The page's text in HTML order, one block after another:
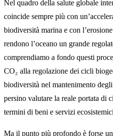
Nel quadro della salute globale
coincide sempre più con
biodiversità marina e con
rendono l’oceano un grande
comprendiamo a fondo questi
CO₂ alla regolazione dei cicli
biodiversità nel mantenimento
persino valutare la reale portata di
termini di beni e servizi
Ma il punto più profondo è forse